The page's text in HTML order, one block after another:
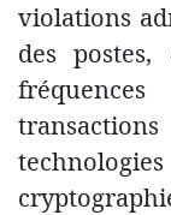
violations
des postes,